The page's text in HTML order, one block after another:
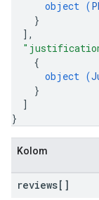
object (
}
] ,
{
object (
}
]
}
Kolom
reviews[]